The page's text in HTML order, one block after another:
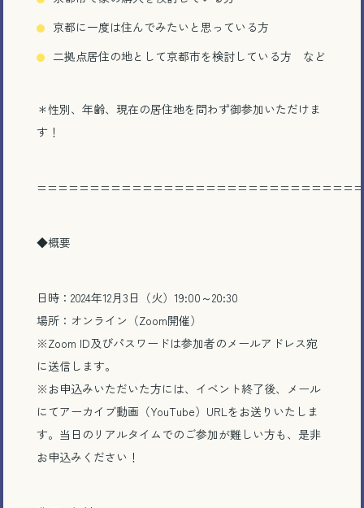
京都に一度は住んでみたいと思っている方
二拠点居住の地として京都市を検討している方 など
＊性別、年齢、現在の居住地を問わず御参加いただけま
す！
◆概要
日時： 2024年12月3 日（火） 19:00 ～20:30
場所：オンライン（Zoom開催）
※Zoom ID及びパスワードは参加者のメールアドレス宛
に送信します。
※ お申込みいただいた方には、イベント終了後、メール
にてアーカイブ動画（YouTube） URLをお送りいたしま
す。当日のリアルタイムでのご参加が難しい方も、是非
お申込みください！